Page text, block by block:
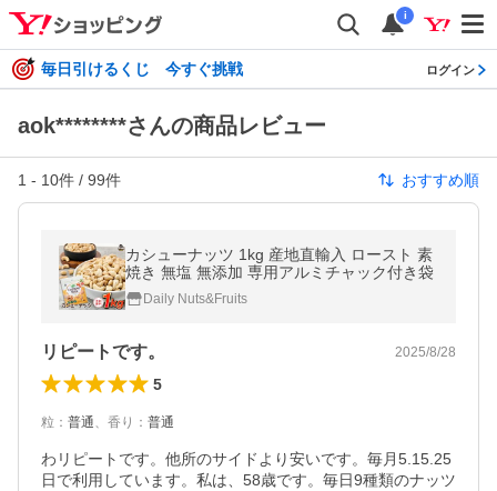
i
毎日引けるくじ 今すぐ挑戦 ログイン
aok********さんの商品レビュー
1 - 10件 / 99件 おすすめ順
カシューナッツ 1kg 産地直輸入 ロースト 素
焼き 無塩 無添加 専用アルミチャック付き袋
Daily Nuts&Fruits
リピートです。 2025/8/28
5
粒 ： 普通、 香り ： 普通
わリピートです。他所のサイドより安いです。毎月5.15.25
日で利用しています。私は、58歳です。毎日9種類のナッツ